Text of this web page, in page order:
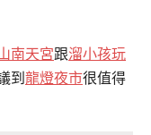
南天宮跟溜小孩玩
到 龍燈夜市很值得